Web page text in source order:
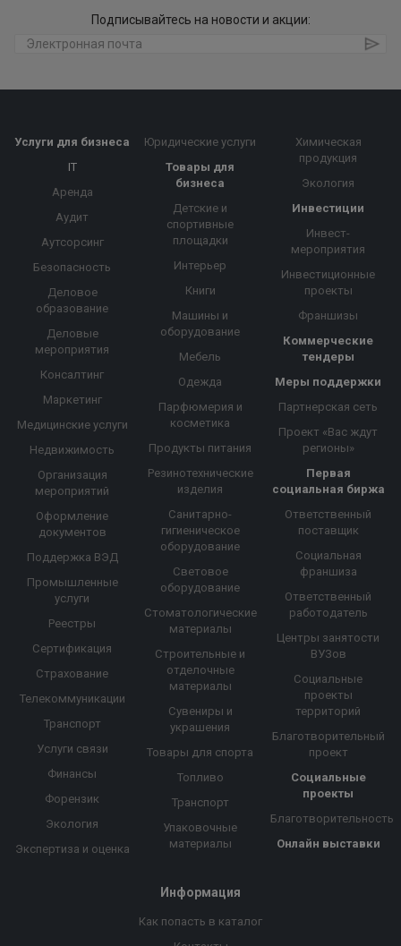
Подписывайтесь на новости и акции:
Услуги для бизнеса
IT
Аренда
Аудит
Аутсорсинг
Безопасность
Деловое
образование
Деловые
мероприятия
Консалтинг
Маркетинг
Медицинские услуги
Недвижимость
Организация
мероприятий
Оформление
документов
Поддержка ВЭД
Промышленные
услуги
Реестры
Сертификация
Страхование
Телекоммуникации
Транспорт
Услуги связи
Финансы
Форензик
Экология
Экспертиза и оценка
Юридические услуги
Товары для
бизнеса
Детские и
спортивные
площадки
Интерьер
Книги
Машины и
оборудование
Мебель
Одежда
Парфюмерия и
косметика
Продукты питания
Резинотехнические
изделия
Санитарно-
гигиеническое
оборудование
Световое
оборудование
Стоматологические
материалы
Строительные и
отделочные
материалы
Сувениры и
украшения
Товары для спорта
Топливо
Транспорт
Упаковочные
материалы
Химическая
продукция
Экология
Инвестиции
Инвест-
мероприятия
Инвестиционные
проекты
Франшизы
Коммерческие
тендеры
Меры поддержки
Партнерская сеть
Проект «Вас ждут
регионы»
Первая
социальная биржа
Ответственный
поставщик
Социальная
франшиза
Ответственный
работодатель
Центры занятости
ВУЗов
Социальные
проекты
территорий
Благотворительный
проект
Социальные
проекты
Благотворительность
Онлайн выставки
Информация
Как попасть в каталог